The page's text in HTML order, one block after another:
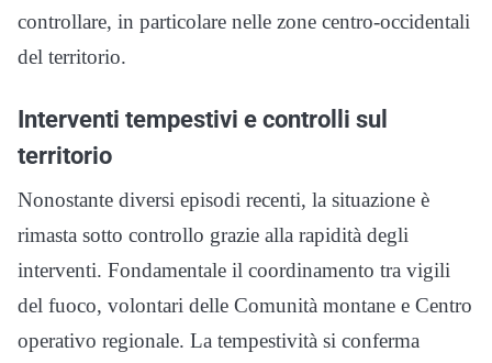
controllare, in particolare nelle zone centro-occidentali
del territorio.
Interventi tempestivi e controlli sul
territorio
Nonostante diversi episodi recenti, la situazione è
rimasta sotto controllo grazie alla rapidità degli
interventi. Fondamentale il coordinamento tra vigili
del fuoco, volontari delle Comunità montane e Centro
operativo regionale. La tempestività si conferma